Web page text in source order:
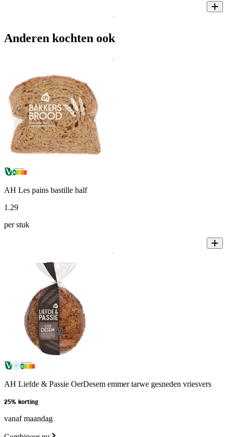
Anderen kochten ook
AH Les pains bastille half
1.29
per stuk
AH Liefde & Passie OerDesem emmer tarwe gesneden vriesvers
25% korting
vanaf maandag